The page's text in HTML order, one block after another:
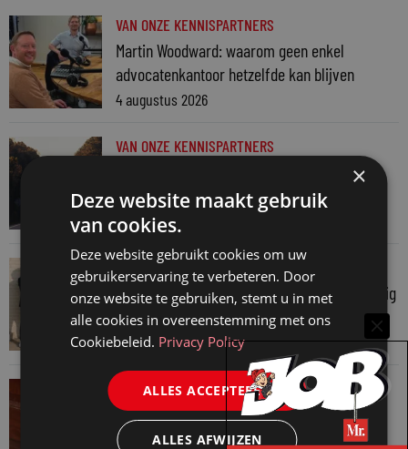
VAN ONZE KENNISPARTNERS
Martin Woodward: waarom geen enkel
advocatenkantoor hetzelfde kan blijven
4 augustus 2026
VAN ONZE KENNISPARTNERS
Waarom standaard carrièrepaden talent
kosten
31 juli 2026
VAN ONZE KENNISPARTNERS
Je hebt maar 1% van je jaarlijkse omzet nodig
30 juli 2026
VAN ONZE KENNISPARTNERS
Een HR-brief is meer dan een juridisch
document
×
Deze website maakt gebruik
van cookies.
Deze website gebruikt cookies om uw
gebruikerservaring te verbeteren. Door
onze website te gebruiken, stemt u in met
alle cookies in overeenstemming met ons
Cookiebeleid. Privacy Policy
ALLES ACCEPTEREN
ALLES AFWIJZEN